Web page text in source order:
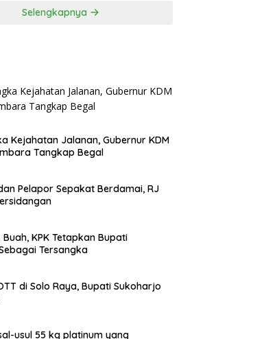
Selengkapnya
Kejahatan Jalanan, Gubernur KDM
Tangkap Begal
Pelapor Sepakat Berdamai, RJ
Buah, KPK Tetapkan Bupati
Tersangka
di Solo Raya, Bupati Sukoharjo
usul 55 kg platinum yang